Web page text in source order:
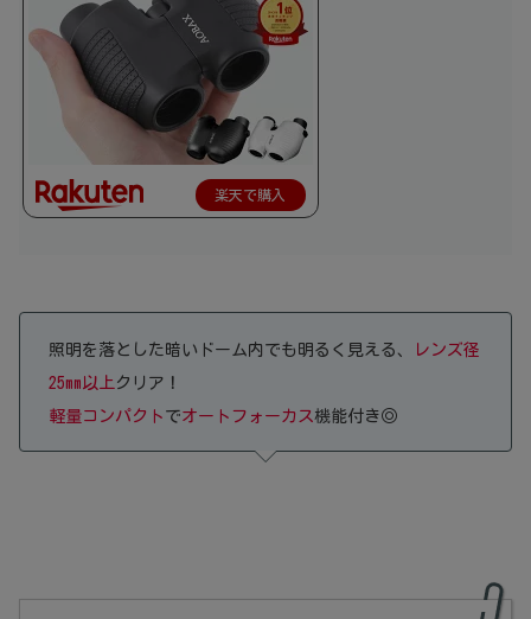
楽天で購入
照明を落とした暗いドーム内でも明るく見える、
レンズ径
25mm以上 クリア！
軽量コンパクト でオートフォーカス機能付き◎